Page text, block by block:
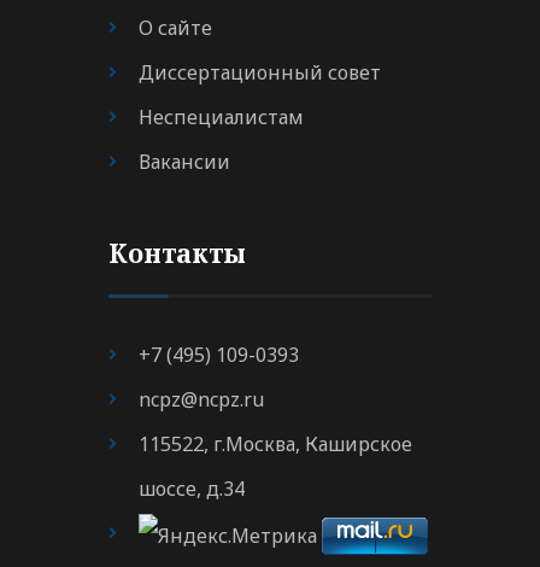
О сайте
Диссертационный совет
Неспециалистам
Вакансии
Контакты
+7 (495) 109-0393
ncpz@ncpz.ru
115522, г.Москва, Каширское
шоссе, д.34